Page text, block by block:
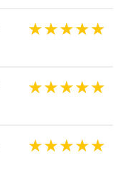
★★★★★
★★★★★
★★★★★